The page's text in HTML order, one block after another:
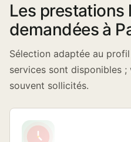
Les prestations
demandées à
Sélection adaptée au
services sont disponibles
souvent sollicités.